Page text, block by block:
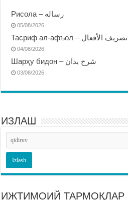
Рисола – رساله
05/08/2026
Тасриф ал-афъол – تصريف الأفعال
04/08/2026
Шарҳу бидон – شرح بدان
03/08/2026
ИЗЛАШ
ИЖТИМОИЙ ТАРМОҚЛАР